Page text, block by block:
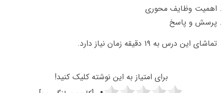
اهمیت وظایف محوری
پرسش و پاسخ
تماشای این درس به ۱۹ دقیقه زمان نیاز دارد.
برای امتیاز به این نوشته کلیک کنید!